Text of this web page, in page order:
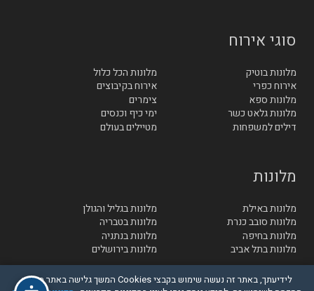
סוגי אירוח
מלונות בוטיק
מלונות הכל כלול
אירוח כפרי
אירוח בקיבוצים
מלונות ספא
צימרים
מלונות גלאט כשר
ימי כיף וכנסים
דילים למשפחות
מטיילים בעולם
מלונות
מלונות באילת
מלונות בגליל והגולן
מלונות סובב כנרת
מלונות בטבריה
מלונות בחיפה
מלונות בנתניה
מלונות בתל אביב
מלונות בירושלים
לידיעתך, באתר זה נעשה שימוש בקבצי Cookies המשך גלישה באתר מהווה